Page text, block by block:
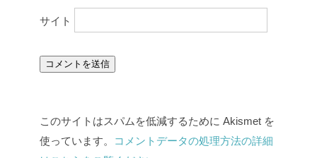
サイト
このサイトはスパムを低減するために Akismet を
使っています。
コメントデータの処理方法の詳細